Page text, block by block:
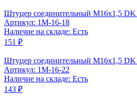
Штуцер соединительный М16x1,5
Артикул: 1M-16-18
Наличие на складе: Есть
151 ₽
Штуцер соединительный М16x1,5
Артикул: 1M-16-22
Наличие на складе: Есть
143 ₽